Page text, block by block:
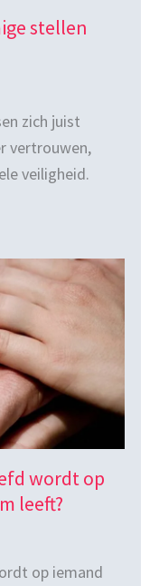
stellen
zich juist
vertrouwen,
veiligheid.
wordt op
leeft?
op iemand